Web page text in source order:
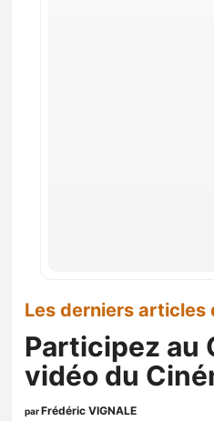
Les derniers articles
Participez au
vidéo du
parFrédéric VIGNALE